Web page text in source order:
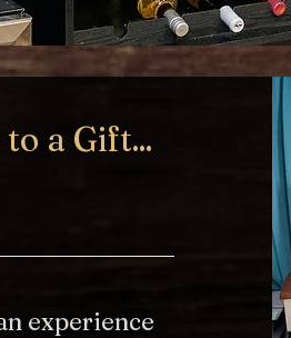
a Gift...
experience